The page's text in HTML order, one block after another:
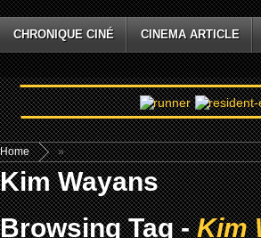
CHRONIQUE CINÉ CINEMA ARTICLE
Home »
Kim Wayans
Browsing Tag -Kim